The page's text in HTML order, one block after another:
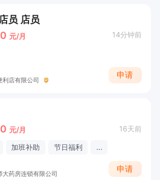
员 店员
元/月 14分钟前
利店有限公司
申请
元/月 16天前
加班补助 节日福利 ...
大药房连锁有限公司
申请